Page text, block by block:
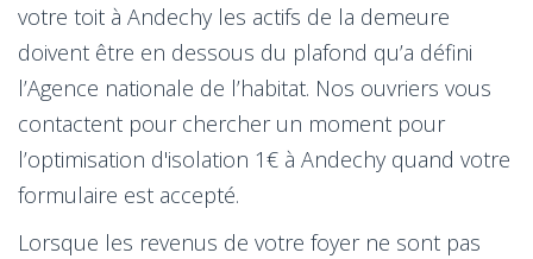
votre toit à Andechy les actifs de la demeure
doivent être en dessous du plafond qu’a défini
l’Agence nationale de l’habitat. Nos ouvriers vous
contactent pour chercher un moment pour
l’optimisation d'isolation 1€ à Andechy quand votre
formulaire est accepté.
Lorsque les revenus de votre foyer ne sont pas